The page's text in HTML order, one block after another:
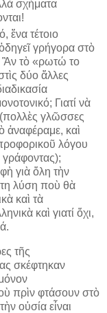
σχήματα
ἕνα τέτοιο
γρήγορα στὸ
τὸ «ρωτώ το
δύο ἄλλες
Γιατί νὰ
(πολλὲς γλῶσσες
ἀναφέραμε, καὶ
λόγου
γράφοντας);
γιὰ ὅλη τὴν
λύση ποὺ θὰ
καὶ τὰ
καὶ γιατί ὄχι,
τῆς
σκέφτηκαν
πρὶν φτάσουν στὸ
οὐσία εἶναι